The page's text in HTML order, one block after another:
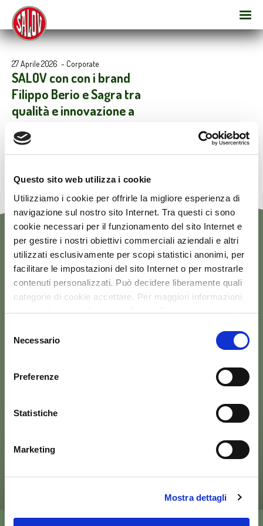
Questo sito web utilizza i cookie
Utilizziamo i cookie per offrirle la migliore esperienza di
navigazione sul nostro sito Internet. Tra questi ci sono
cookie necessari per il funzionamento del sito Internet e
per gestire i nostri obiettivi commerciali aziendali e altri
utilizzati esclusivamente per scopi statistici anonimi, per
facilitare le impostazioni del sito Internet o per mostrarle
contenuti personalizzati. Può decidere liberamente quali
categorie di cookie accettare. Per maggiori informazioni
consulti la nostra Privacy & Cookie Policy
delNecessario
Preferenze
Statistiche
Marketing
Mostra dettagli
27 Aprile 2026 - Corporate
SALOV con con i brand
Filippo Berio e Sagra tra
qualità e innovazione a